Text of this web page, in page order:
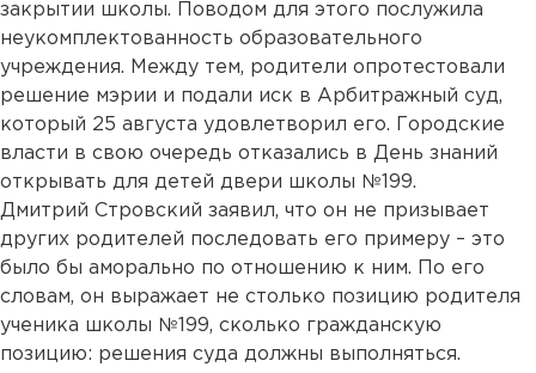
закрытии школы. Поводом для этого послужила
неукомплектованность образовательного
учреждения. Между тем, родители опротестовали
решение мэрии и подали иск в Арбитражный суд,
который 25 августа удовлетворил его. Городские
власти в свою очередь отказались в День знаний
открывать для детей двери школы №199.
Дмитрий Стровский заявил, что он не призывает
других родителей последовать его примеру – это
было бы аморально по отношению к ним. По его
словам, он выражает не столько позицию родителя
ученика школы №199, сколько гражданскую
позицию: решения суда должны выполняться.